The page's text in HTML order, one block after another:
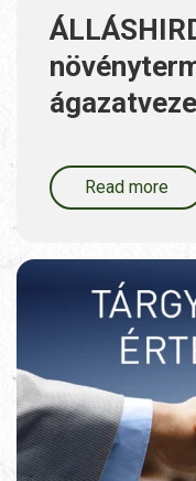
Read more